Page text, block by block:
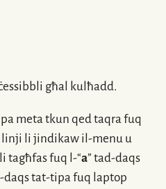
għal kulħadd.
meta tkun qed taqra fuq
linji li jindikaw il-menu u
tagħfas fuq l-“a” tad-daqs
daqstat-tipa fuq laptop